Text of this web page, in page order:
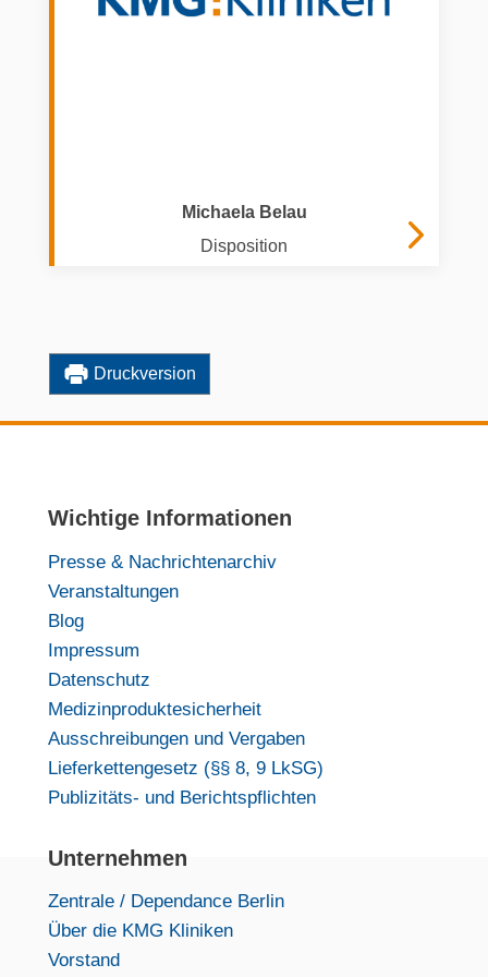
Michaela Belau
Disposition
Druckversion
Wichtige Informationen
Presse & Nachrichtenarchiv
Veranstaltungen
Blog
Impressum
Datenschutz
Medizinproduktesicherheit
Ausschreibungen und Vergaben
Lieferkettengesetz (§§ 8, 9 LkSG)
Publizitäts- und Berichtspflichten
Unternehmen
Zentrale / Dependance Berlin
Über die KMG Kliniken
Vorstand